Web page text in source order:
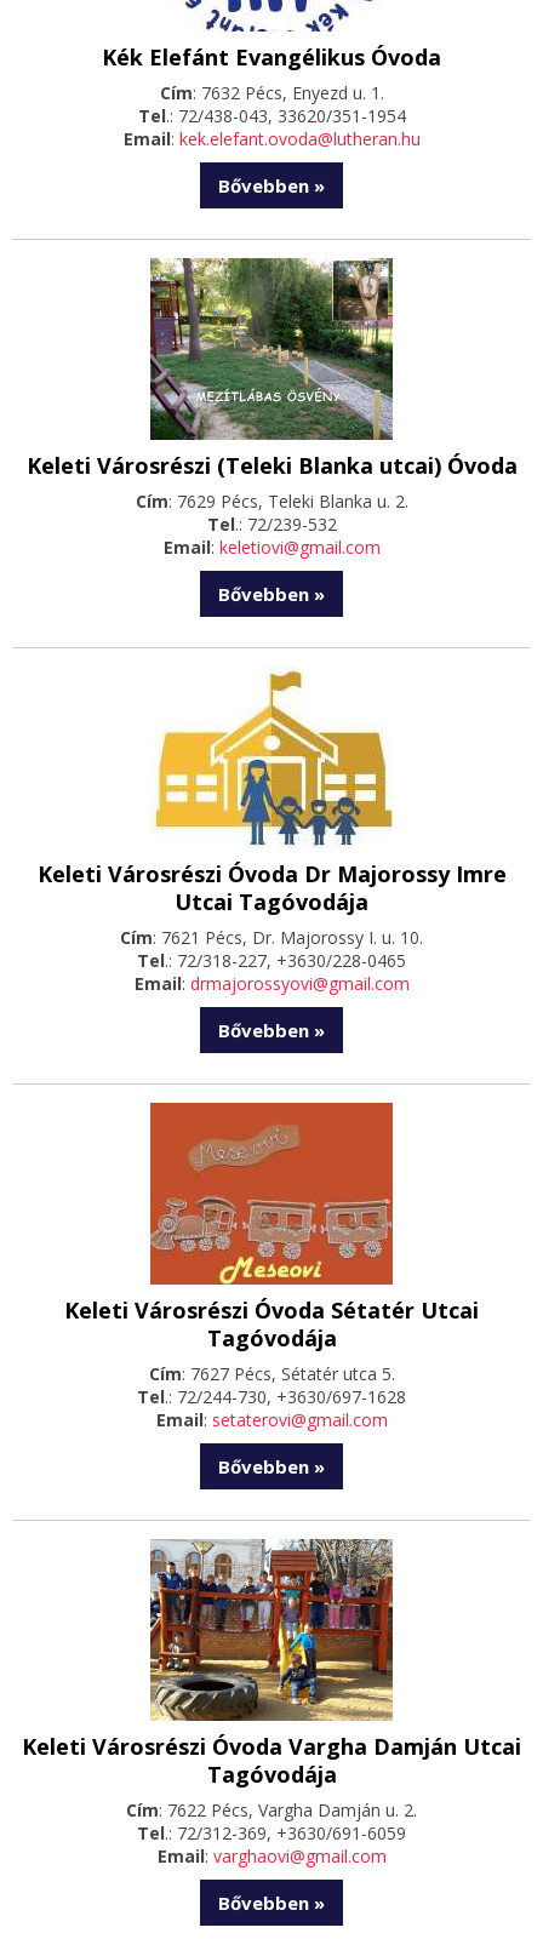
Kék Elefánt Evangélikus Óvoda
Cím: 7632 Pécs, Enyezd u. 1.
Tel.: 72/438-043, 33620/351-1954
Email: kek.elefant.ovoda@lutheran.hu
Bővebben »
Keleti Városrészi (Teleki Blanka utcai) Óvoda
Cím: 7629 Pécs, Teleki Blanka u. 2.
Tel.: 72/239-532
Email: keletiovi@gmail.com
Bővebben »
Keleti Városrészi Óvoda Dr Majorossy Imre
Utcai Tagóvodája
Cím: 7621 Pécs, Dr. Majorossy I. u. 10.
Tel.: 72/318-227, +3630/228-0465
Email: drmajorossyovi@gmail.com
Bővebben »
Keleti Városrészi Óvoda Sétatér Utcai
Tagóvodája
Cím: 7627 Pécs, Sétatér utca 5.
Tel.: 72/244-730, +3630/697-1628
Email: setaterovi@gmail.com
Bővebben »
Keleti Városrészi Óvoda Vargha Damján Utcai
Tagóvodája
Cím: 7622 Pécs, Vargha Damján u. 2.
Tel.: 72/312-369, +3630/691-6059
Email: varghaovi@gmail.com
Bővebben »